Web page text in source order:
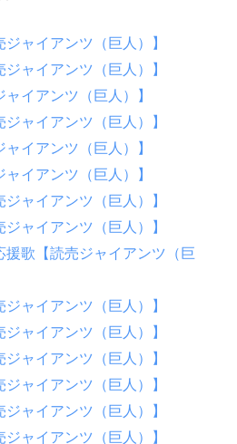
ャイアンツ（巨人）】
ャイアンツ（巨人）】
イアンツ（巨人）】
ャイアンツ（巨人）】
イアンツ（巨人）】
イアンツ（巨人）】
ャイアンツ（巨人）】
ャイアンツ（巨人）】
援歌【読売ジャイアンツ（巨
ャイアンツ（巨人）】
ャイアンツ（巨人）】
ャイアンツ（巨人）】
ャイアンツ（巨人）】
ャイアンツ（巨人）】
ャイアンツ（巨人）】